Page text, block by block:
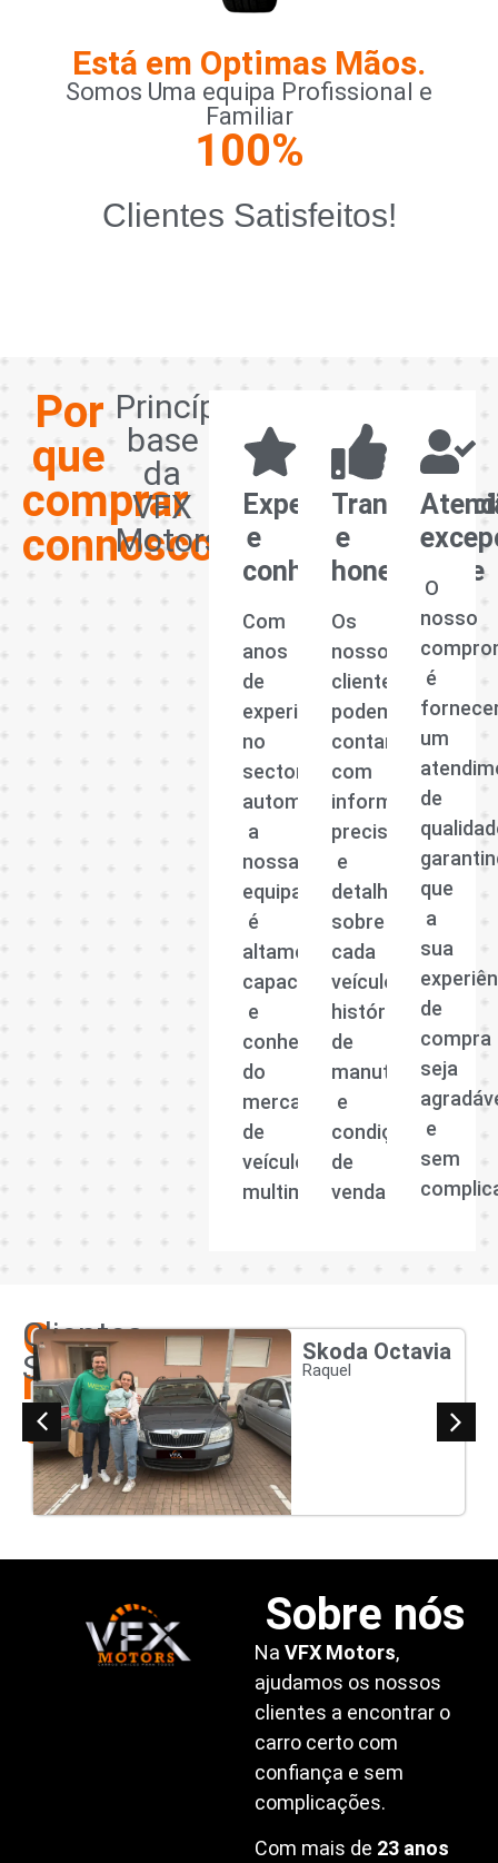
Está em Optimas Mãos.
Somos Uma equipa Profissional e
Familiar
Clientes Satisfeitos!
100%
Por
que
comprar
connosco?
Princípios
base
da
VFX
Motors
Experiência
e
conhecimento
Com
anos
de
experiência
no
sector
automóvel,
a
nossa
equipa
é
altamente
capacitada
e
conhecedora
do
mercado
de
veículos
multimarcas.
e
honestidade
Os
nossos
clientes
podem
contar
com
informações
precisas
e
detalhadas
sobre
cada
veículo,
histórico
de
manutenção
e
condições
de
venda.
O
nosso
é
um
de
que
a
sua
de
compra
seja
e
sem
Os
nossos
clientes
Clientes
Satisfeitos
Skoda Octavia
Raquel
Sobre nós
NaVFX Motors,
ajudamos os nossos
clientes a encontrar o
carro certo com
confiança e sem
complicações.
Com mais de 23 anos